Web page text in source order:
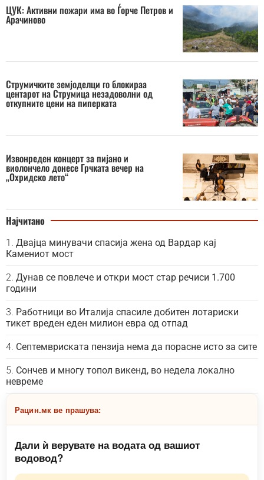
ЦУК: Активни пожари има во Ѓорче Петров и
Арачиново
Струмичките земјоделци го блокираа
центарот на Струмица незадоволни од
откупните цени на пиперката
Извонреден концерт за пијано и
виолончело донесе Грчката вечер на
„Охридско лето“
Најчитано
Двајца минувачи спасија жена од Вардар кај
Камениот мост
Дунав се повлече и откри мост стар речиси 1.700
години
Работници во Италија спасиле добитен лотариски
тикет вреден еден милион евра од отпад
Септемвриската пензија нема да порасне исто за сите
Сончев и многу топол викенд, во недела локално
невреме
Рацин.мк ве прашува:
Дали ѝ верувате на водата од вашиот
водовод?